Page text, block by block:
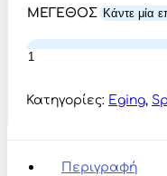
ΜΕΓΕΘΟΣ
UNITIKA
EGING
PE
Κατηγορίες: Eging,
Περιγραφή